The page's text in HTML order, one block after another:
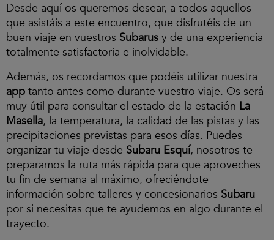
Desde aquí os queremos desear, a todos aquellos
que asistáis a este encuentro, que disfrutéis de un
buen viaje en vuestros Subarus y de una experiencia
totalmente satisfactoria e inolvidable.
Además, os recordamos que podéis utilizar nuestra
app tanto antes como durante vuestro viaje. Os será
muy útil para consultar el estado de la estación La
Masella, la temperatura, la calidad de las pistas y las
precipitaciones previstas para esos días. Puedes
organizar tu viaje desde Subaru Esquí, nosotros te
preparamos la ruta más rápida para que aproveches
tu fin de semana al máximo, ofreciéndote
información sobre talleres y concesionarios Subaru
por si necesitas que te ayudemos en algo durante el
trayecto.